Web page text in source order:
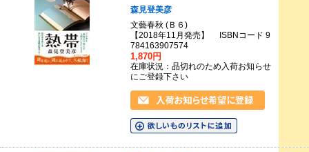
森見登美彦
文藝春秋 (Ｂ６)
【2018年11月発売】 ISBNコード 9
784163907574
1,870円
在庫状況：品切れのため入荷お知らせ
にご登録下さい